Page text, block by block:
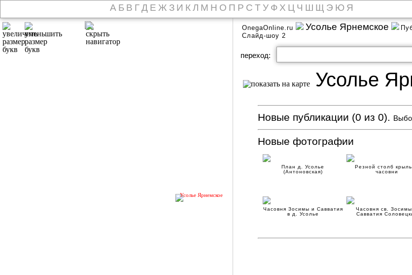
А Б В ГД Е Ж З И К Л М Н О П Р С Т У Ф Х Ц Ч Ш Щ Э Ю Я
Усолье Ярнемское
OnegaOnline.ru Усолье Ярнемское
Слайд-шоу 2
переход:
Усолье
Новые публикации (0 из 0).
Новые фотографии
План д. Усолье
(Антоновская)
Резной столб
часовни
Часовня Зосимы и Савватия
в д. Усолье
Часовня св.
Савватия